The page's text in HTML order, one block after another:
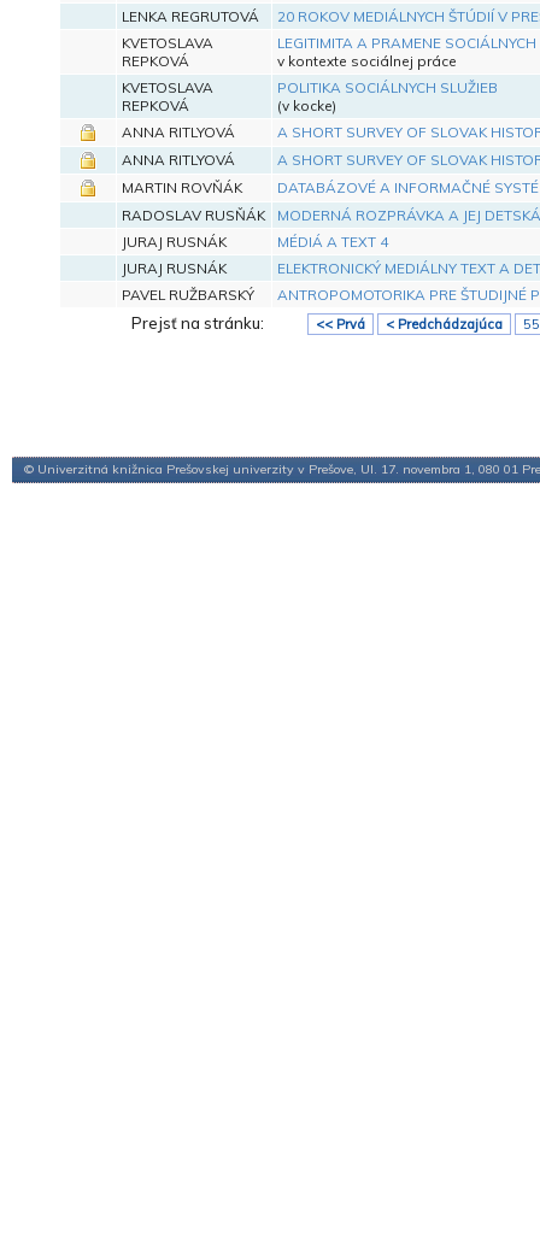
LENKA REGRUTOVÁ
20 ROKOV MEDIÁLNYCH ŠTÚDIÍ V
KVETOSLAVA
REPKOVÁ
LEGITIMITA A PRAMENE SOCIÁLNYCH
v kontexte sociálnej práce
KVETOSLAVA
REPKOVÁ
POLITIKA SOCIÁLNYCH SLUŽIEB
(v kocke)
ANNA RITLYOVÁ
A SHORT SURVEY OF SLOVAK
ANNA RITLYOVÁ
A SHORT SURVEY OF SLOVAK
MARTIN ROVŇÁK
DATABÁZOVÉ A INFORMAČNÉ
RADOSLAV RUSŇÁK
MODERNÁ ROZPRÁVKA A JEJ
JURAJ RUSNÁK
MÉDIÁ A TEXT 4
JURAJ RUSNÁK
ELEKTRONICKÝ MEDIÁLNY TEXT A
PAVEL RUŽBARSKÝ
ANTROPOMOTORIKA PRE ŠTUDIJNÉ
Prejsť na stránku: << Prvá < Predchádzajúca 55
© Univerzitná knižnica Prešovskej univerzity v Prešove, Ul. 17. novembra 1, 080 01